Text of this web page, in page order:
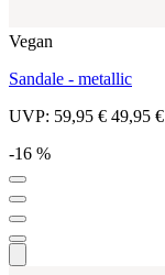
Vegan
Sandale - metallic
UVP: 59,95 € 49,95 €
-16 %